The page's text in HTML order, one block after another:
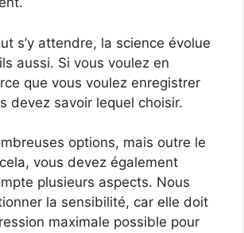
s’y attendre, la science évolue
aussi. Si vous voulez en
que vous voulez enregistrer
devez savoir lequel choisir.
options, mais outre le
vous devez également
plusieurs aspects. Nous
la sensibilité, car elle doit
maximale possible pour